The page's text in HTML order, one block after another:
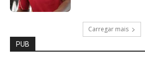
Carregar mais
PUB